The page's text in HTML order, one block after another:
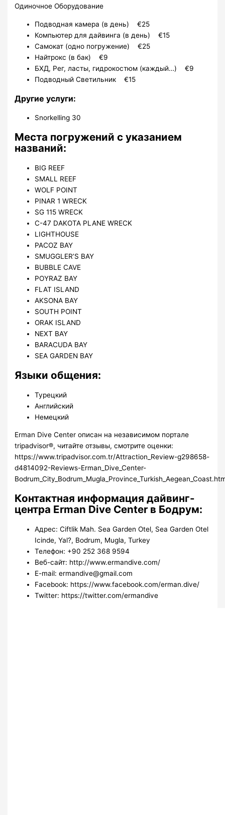
Одиночное Оборудование
Подводная камера (в день) €25
Компьютер для дайвинга (в день) €15
Самокат (одно погружение) €25
Найтрокс (в бак) €9
БХД, Рег, ласты, гидрокостюм (каждый…) €9
Подводный Светильник €15
Другие услуги:
Snorkelling 30
Места погружений с указанием
названий:
BIG REEF
SMALL REEF
WOLF POINT
PINAR 1 WRECK
SG 115 WRECK
C-47 DAKOTA PLANE WRECK
LIGHTHOUSE
PACOZ BAY
SMUGGLER’S BAY
BUBBLE CAVE
POYRAZ BAY
FLAT ISLAND
AKSONA BAY
SOUTH POINT
ORAK ISLAND
NEXT BAY
BARACUDA BAY
SEA GARDEN BAY
Языки общения:
Турецкий
Английский
Немецкий
Erman Dive Center описан на независимом портале
tripadvisor®, читайте отзывы, смотрите оценки:
https://www.tripadvisor.com.tr/Attraction_Review-g298658-
d4814092-Reviews-Erman_Dive_Center-
Контактная информация дайвинг-
центра Erman Dive Center в Бодрум:
Адрес: Ciftlik Mah. Sea Garden Otel, Sea Garden Otel
Icinde, Yal?, Bodrum, Mugla, Turkey
Телефон: +90 252 368 9594
Веб-сайт: http://www.ermandive.com/
E-mail: ermandive@gmail.com
Facebook: https://www.facebook.com/erman.dive/
Twitter: https://twitter.com/ermandive